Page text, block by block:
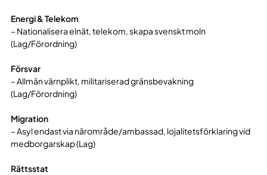
Energi & Telekom
– Nationalisera elnät, telekom, skapa svenskt moln
(Lag/Förordning)
Försvar
– Allmän värnplikt, militariserad gränsbevakning
(Lag/Förordning)
Migration
– Asyl endast via närområde/ambassad, lojalitetsförklaring vid
medborgarskap (Lag)
Rättsstat